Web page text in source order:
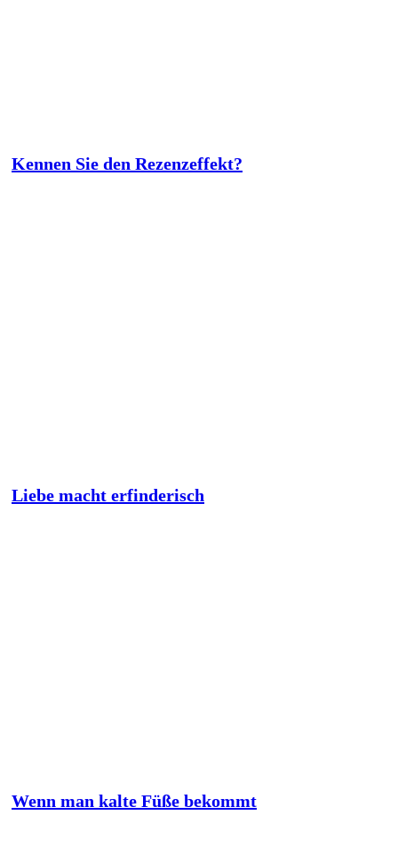
Kennen Sie den Rezenzeffekt?
Liebe macht erfinderisch
Wenn man kalte Füße bekommt